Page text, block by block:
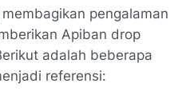
pengalaman
Apiban drop
adalah beberapa
referensi: